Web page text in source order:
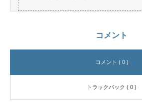
コメント
コメント ( 0 )
トラックバック ( 0 )